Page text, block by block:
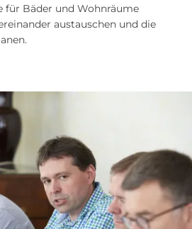
für Bäder und Wohnräume
austauschen und die